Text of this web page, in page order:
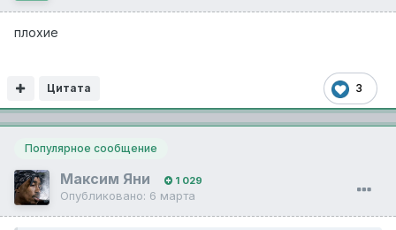
плохие
3
Цитата
Популярное сообщение
Максим Яни 1 029
Опубликовано: 6 марта